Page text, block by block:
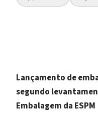
Lançamento de
segundo
Embalagem da ESPM